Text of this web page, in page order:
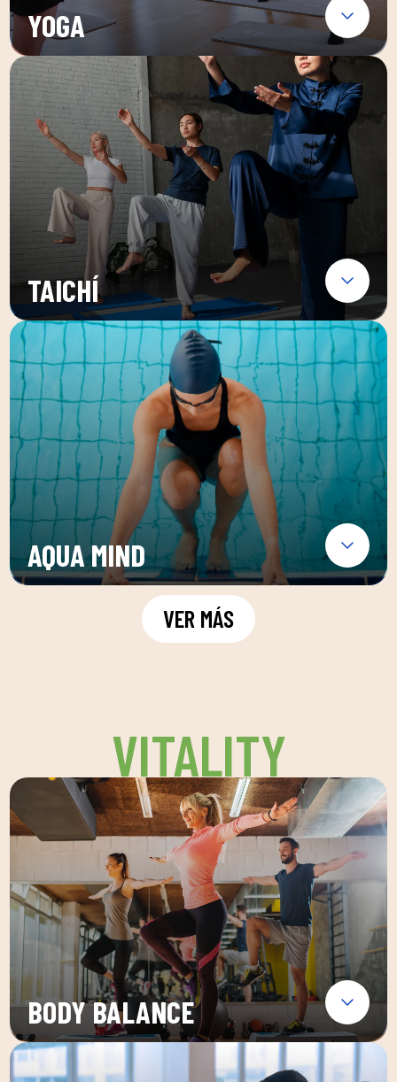
YOGA
TAICHÍ
AQUA MIND
VER MÁS
VITALITY
BODY BALANCE